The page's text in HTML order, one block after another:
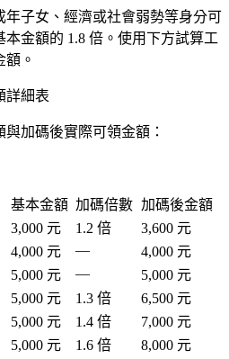
年子女、經濟或社會弱勢等身分可
本金額的 1.8 倍 。使用下方試算工
。
詳細表
加碼後實際可領金額：
基本金額 加碼倍數 加碼後金額
3,000 元 1.2 倍
3,600 元
4,000 元 —
4,000 元
5,000 元 —
5,000 元
5,000 元 1.3 倍
6,500 元
5,000 元 1.4 倍
7,000 元
5,000 元 1.6 倍
8,000 元